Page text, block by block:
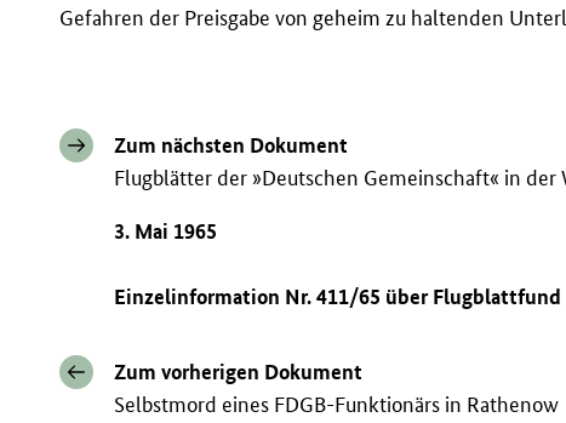
Gefahren der Preisgabe von geheim zu haltenden
Zum nächsten Dokument
Flugblätter der »Deutschen Gemeinschaft« in der
3. Mai 1965
Einzelinformation Nr. 411/65 über Flugblattfund
Zum vorherigen Dokument
Selbstmord eines FDGB-Funktionärs in Rathenow